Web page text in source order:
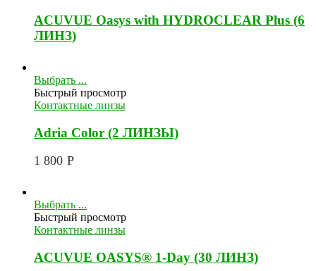
ACUVUE Oasys with HYDROCLEAR Plus (6
ЛИНЗ)
Выбрать ...
Быстрый просмотр
Контактные линзы
Adria Color (2 ЛИНЗЫ)
1 800 Р
Выбрать ...
Быстрый просмотр
Контактные линзы
ACUVUE OASYS® 1-Day (30 ЛИНЗ)